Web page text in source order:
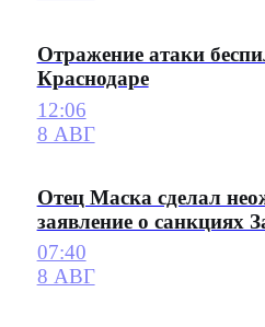
Отражение атаки
Краснодаре
12:06
8 АВГ
Отец Маска сделал
заявление о санкциях
07:40
8 АВГ